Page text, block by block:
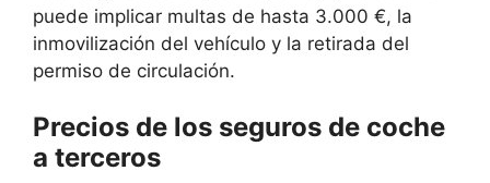
puede implicar multas de hasta 3.000 €, la
inmovilización del vehículo y la retirada del
permiso de circulación.
Precios de los seguros de coche
a terceros